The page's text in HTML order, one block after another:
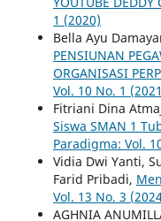
1 (2020)
Bella Ayu
PENSIUNAN
ORGANISASI
Vol. 10 No. 1
Fitriani Dina
Siswa SMAN 1
Paradigma: Vol.
Vidia Dwi Yanti,
Farid Pribadi,
Vol. 13 No. 3
AGHNIA